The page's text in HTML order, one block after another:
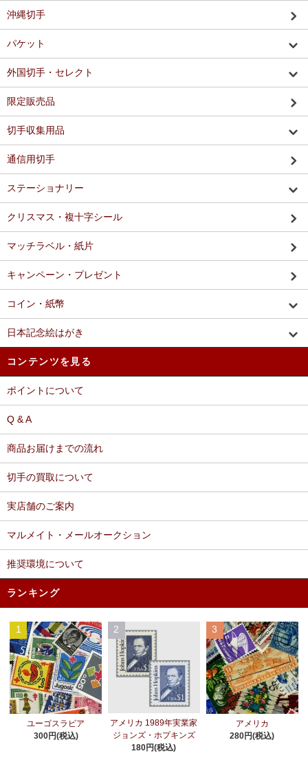
沖縄切手
パケット
外国切手・セレクト
限定販売品
切手収集用品
通信用切手
ステーショナリー
クリスマス・複十字シール
マッチラベル・紙片
キャンペーン・プレゼント
コイン・紙幣
日本記念絵はがき
コンテンツを見る
ポイントについて
Q & A
商品お届けまでの流れ
切手の買取について
実店舗のご案内
マルメイト・メールオークション
推奨環境について
ランキング
1
ユーゴスラビア
300円(税込)
2
アメリカ 1989年実業家
ジョンズ・ホプキンズ
180円(税込)
3
アメリカ
280円(税込)